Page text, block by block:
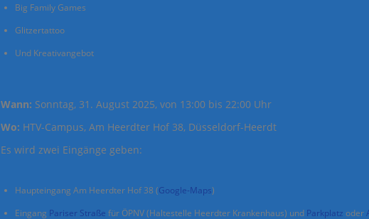
Big Family Games
Glitzertattoo
Und Kreativangebot
Wann: Sonntag, 31. August 2025, von 13:00 bis 22:00 Uhr
Wo: HTV-Campus, Am Heerdter Hof 38, Düsseldorf-Heerdt
Es wird zwei Eingänge geben:
Haupteingang Am Heerdter Hof 38 (Google-Maps)
Eingang Pariser Straße für ÖPNV (Haltestelle Heerdter Krankenhaus) und Parkplatz oder